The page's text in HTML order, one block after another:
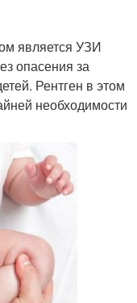
является УЗИ
опасения за
Рентген в этом
необходимости